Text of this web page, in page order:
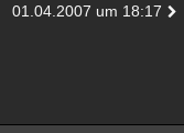
01.04.2007 um 18:17